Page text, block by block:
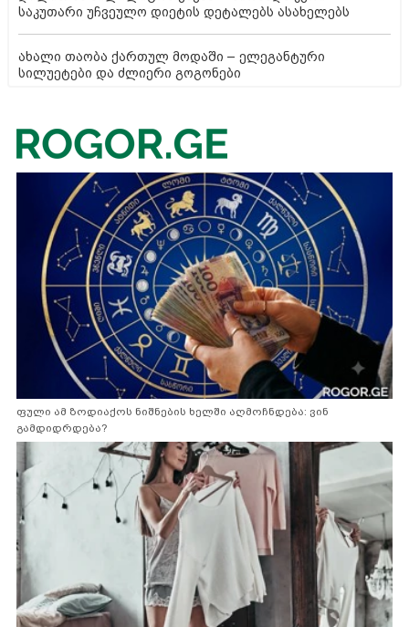
საკუთარი უჩვეულო დიეტის დეტალებს ასახელებს
ახალი თაობა ქართულ მოდაში – ელეგანტური
სილუეტები და ძლიერი გოგონები
ფული ამ ზოდიაქოს ნიშნების ხელში აღმოჩნდება: ვინ
გამდიდრდება?